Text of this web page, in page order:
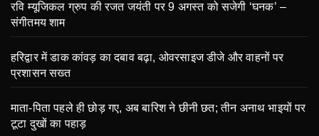
रवि म्यूजिकल ग्रुप की रजत जयंती पर 9 अगस्त को सजेगी ‘घनक’ –
संगीतमय शाम
हरिद्वार में डाक कांवड़ का दबाव बढ़ा, ओवरसाइज डीजे और वाहनों पर
प्रशासन सख्त
माता-पिता पहले ही छोड़ गए, अब बारिश ने छीनी छत; तीन अनाथ भाइयों पर
टूटा दुखों का पहाड़